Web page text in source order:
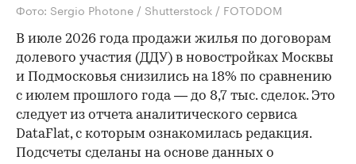
Фото: Sergio Photone / Shutterstock / FOTODOM
В июле 2026 года продажи жилья по договорам
долевого участия (ДДУ) в новостройках Москвы
и Подмосковья снизились на 18% по сравнению
с июлем прошлого года — до 8,7 тыс. сделок. Это
следует из отчета аналитического сервиса
DataFlat, с которым ознакомилась редакция.
Подсчеты сделаны на основе данных о